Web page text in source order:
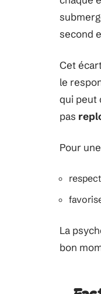
second
Cet
le
qui peut
pas
Pour
La
bon